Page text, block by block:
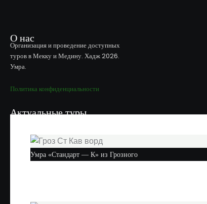
О нас
Организация и проведение доступных
туров в Мекку и Медину. Хадж 2026.
Умра.
Политика конфиденциальности
Актуальные туры
Умра «Стандарт — К» из Грозного